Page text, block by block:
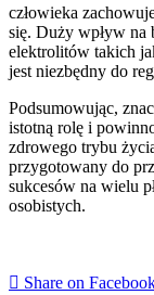
człowieka
się. Duży wpływ na
elektrolitów takich
jest niezbędny do
Podsumowując,
istotną rolę i
zdrowego trybu
przygotowany do
sukcesów na wielu
osobistych.
Share on